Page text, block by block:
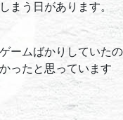
まう日があります。
ームばかりしていたの
ったと思っています